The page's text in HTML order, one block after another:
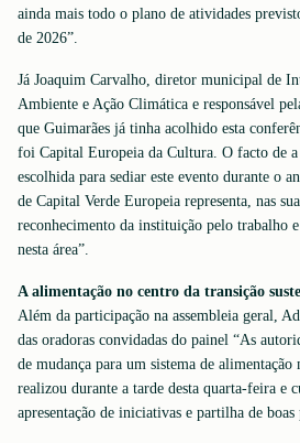
ainda mais todo o plano de atividades
de 2026”.
Já Joaquim Carvalho, diretor municipal de
Ambiente e Ação Climática e responsável
que Guimarães já tinha acolhido esta
foi Capital Europeia da Cultura. O facto de
escolhida para sediar este evento durante o
de Capital Verde Europeia representa, nas
reconhecimento da instituição pelo trabalho
nesta área”.
A alimentação no centro da transição
Além da participação na assembleia geral,
das oradoras convidadas do painel “As
de mudança para um sistema de alimentação
realizou durante a tarde desta quarta-feira e
apresentação de iniciativas e partilha de boas